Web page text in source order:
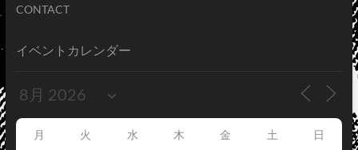
CONTACT
イベントカレンダー
月 火 水 木 金 土 日